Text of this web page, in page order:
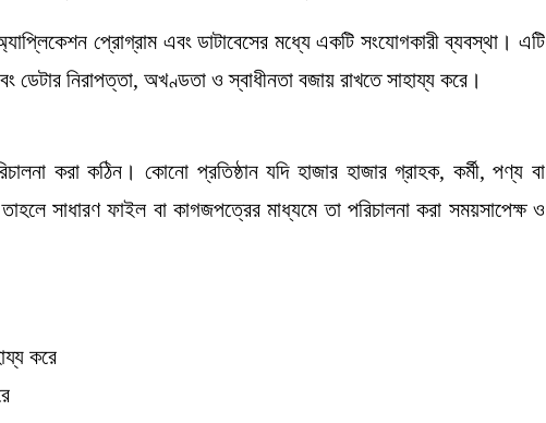
প্রোগ্রাম এবং ডাটাবেসের মধ্যে একটি সংযোগকারী ব্যবস্থা। এটি
ডেটার নিরাপত্তা, অখণ্ডতা ও স্বাধীনতা বজায় রাখতে সাহায্য করে।
করা কঠিন। কোনো প্রতিষ্ঠান যদি হাজার হাজার গ্রাহক, কর্মী, পণ্য বা
সাধারণ ফাইল বা কাগজপত্রের মাধ্যমে তা পরিচালনা করা সময়সাপেক্ষ ও
করে